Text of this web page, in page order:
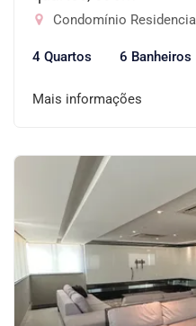
Condomínio
4 Quartos 6 Banheiros
Mais informações